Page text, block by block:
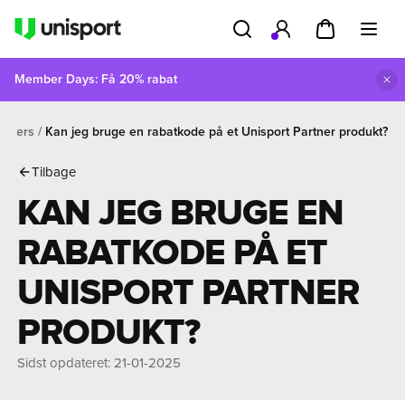
Member Days: Få 20% rabat
Kan jeg bruge en rabatkode på et Unisport Partner produkt?
Tilbage
KAN JEG BRUGE EN
RABATKODE PÅ ET
UNISPORT PARTNER
PRODUKT?
Sidst opdateret: 21-01-2025